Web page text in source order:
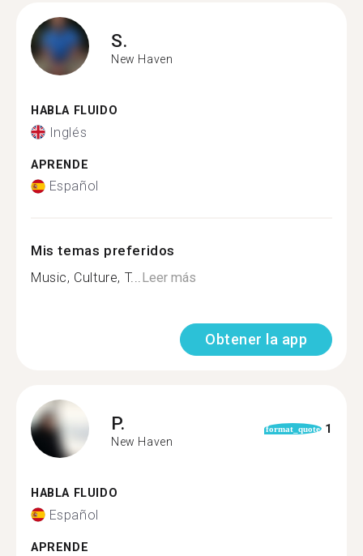
S.
New Haven
HABLA FLUIDO
Inglés
APRENDE
Español
Mis temas preferidos
Music, Culture, T...Leer más
Obtener la app
P.
New Haven
format_quote 1
HABLA FLUIDO
Español
APRENDE